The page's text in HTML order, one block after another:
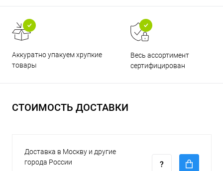
Аккуратно упакуем хрупкие
товары
Весь ассортимент
сертифицирован
СТОИМОСТЬ ДОСТАВКИ
Доставка в Москву и другие
города России